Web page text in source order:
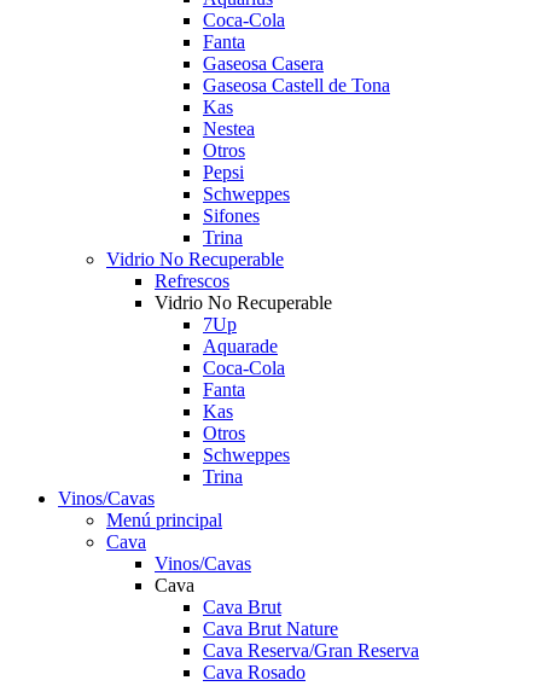
Coca-Cola
Fanta
Gaseosa Casera
Gaseosa Castell de Tona
Kas
Nestea
Otros
Pepsi
Schweppes
Sifones
Trina
Vidrio No Recuperable
Refrescos
Vidrio No Recuperable
7Up
Aquarade
Coca-Cola
Fanta
Kas
Otros
Schweppes
Trina
Vinos/Cavas
Menú principal
Cava
Vinos/Cavas
Cava
Cava Brut
Cava Brut Nature
Cava Reserva/Gran Reserva
Cava Rosado